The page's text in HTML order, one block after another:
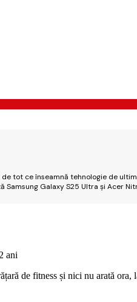
tot ce înseamnă tehnologie de
Samsung Galaxy S25 Ultra și Acer